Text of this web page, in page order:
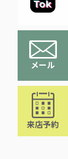
メール
来店予約